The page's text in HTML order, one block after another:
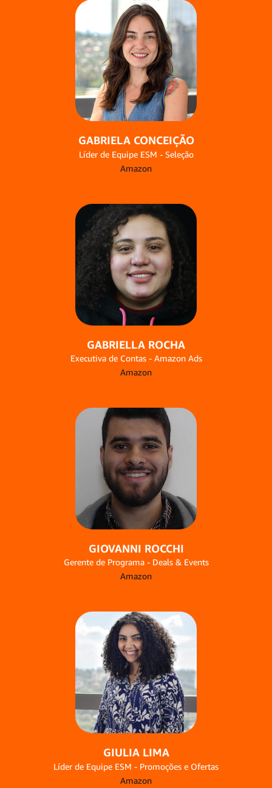
GABRIELA CONCEIÇÃO
Líder de Equipe ESM - Seleção
Amazon
GABRIELLA ROCHA
Executiva de Contas - Amazon Ads
Amazon
GIOVANNI ROCCHI
Gerente de Programa - Deals & Events
Amazon
GIULIA LIMA
Líder de Equipe ESM - Promoções e Ofertas
Amazon